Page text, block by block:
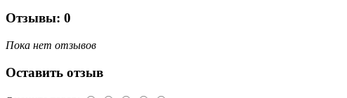
Отзывы: 0
Пока нет отзывов
Оставить отзыв